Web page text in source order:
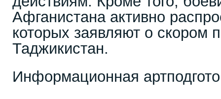
Афганистана активно
которых заявляют о скором
Таджикистан.
Информационная